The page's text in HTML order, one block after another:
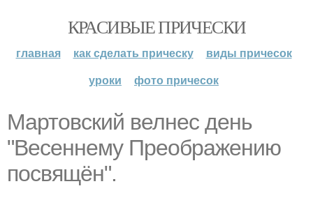
КРАСИВЫЕ ПРИЧЕСКИ
главная как сделать прическу
виды причесок
уроки
фото причесок
Мартовский велнес день
"Весеннему Преображению
посвящён".